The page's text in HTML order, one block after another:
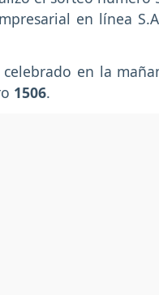
en línea
en la
1506.